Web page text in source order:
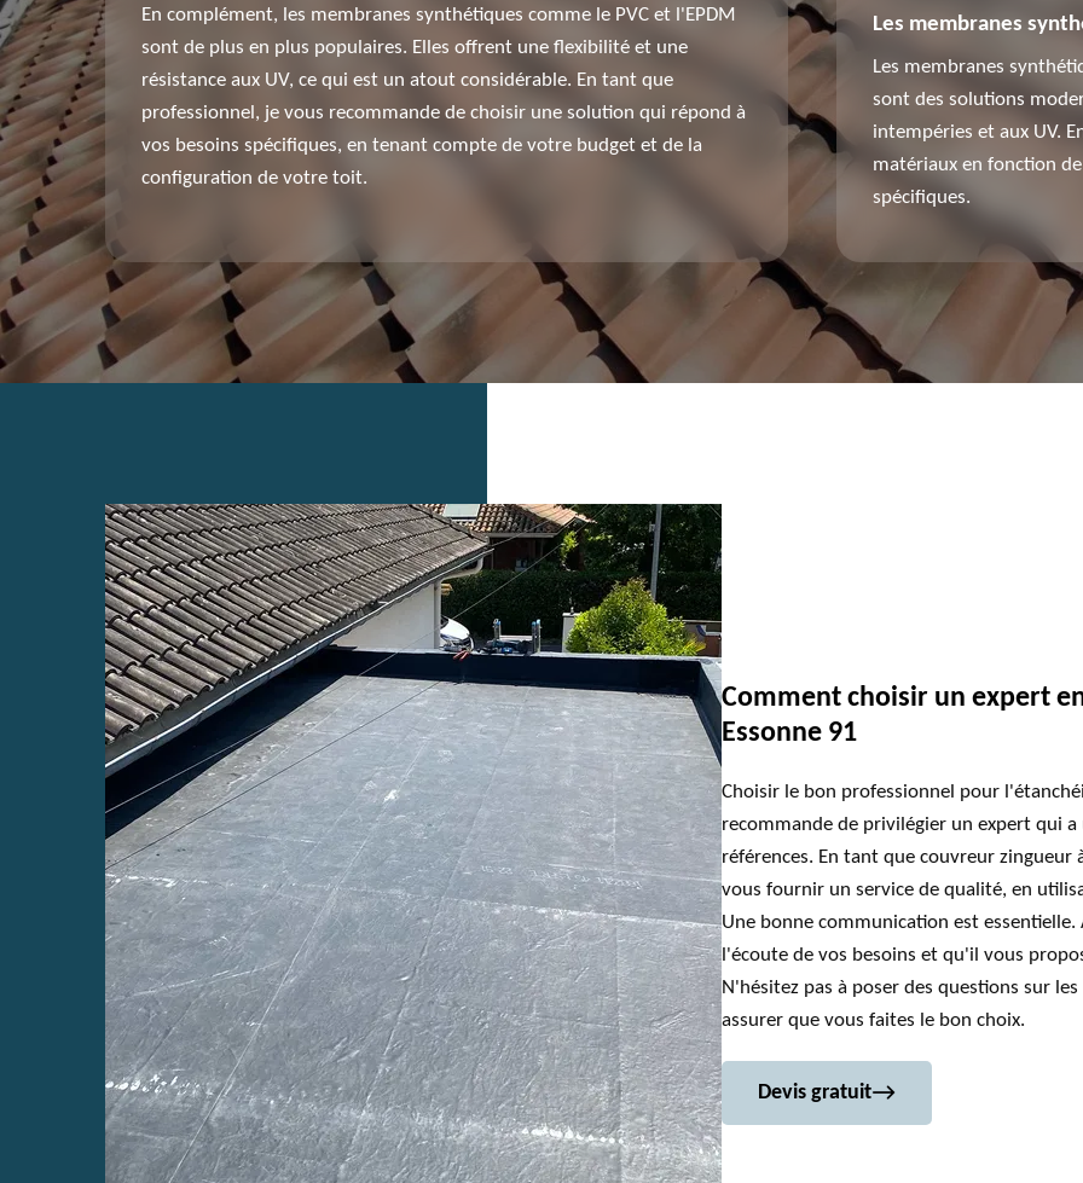
En complément, les membranes synthétiques comme le PVC et l'EPDM
sont de plus en plus populaires. Elles offrent une flexibilité et une
résistance aux UV, ce qui est un atout considérable. En tant que
professionnel, je vous recommande de choisir une solution qui répond à
vos besoins spécifiques, en tenant compte de votre budget et de la
configuration de votre toit.
Les membranes
Les membranes
sont des solutions
intempéries et aux UV.
matériaux en fonction
spécifiques.
Comment choisir un expert
Essonne 91
Choisir le bon professionnel pour
recommande de privilégier un expert qui
références. En tant que couvreur
vous fournir un service de qualité, en
Une bonne communication est
l'écoute de vos besoins et qu'il vous
N'hésitez pas à poser des questions sur
assurer que vous faites le bon choix.
Devis gratuit